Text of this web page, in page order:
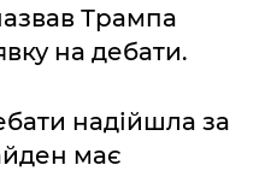
Трампа
на дебати.
надійшла за
має